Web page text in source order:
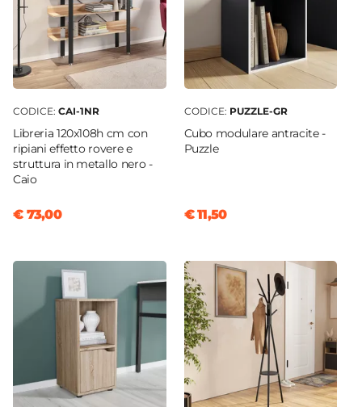
CODICE: CAI-1NR
Libreria 120x108h cm con
ripiani effetto rovere e
struttura in metallo nero -
Caio
€ 73,00
CODICE: PUZZLE-GR
Cubo modulare antracite -
Puzzle
€ 11,50